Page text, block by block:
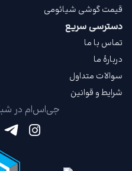
قیمت گوشی شیائومی
دسترسی سریع
تماس با ما
دربارهٔ ما
سوالات متداول
شرایط و قوانین
جی‌اس‌ام در